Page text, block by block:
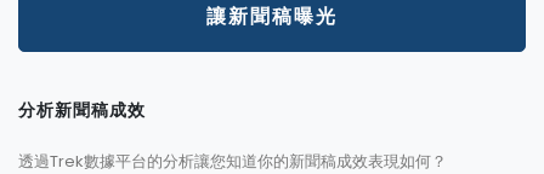
讓新聞稿曝光
分析新聞稿成效
透過Trek數據平台的分析讓您知道你的新聞稿成效表現如何？